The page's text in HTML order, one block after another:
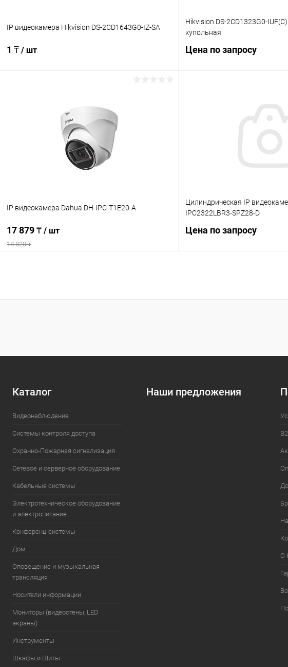
IP видеокамера Hikvision DS-2CD1643G0-IZ-SA
1 ₸ / шт
Сравнение
В наличии
Hikvision DS-2CD1323G0-
купольная
Цена по запросу
IP видеокамера Dahua DH-IPC-T1E20-A
17 879 ₸ / шт
18 820 ₸
Купить в 1 клик Сравнение
Цилиндрическая IP
IPC2322LBR3-SPZ28-D
Цена по запросу
Купить в 1 клик
Каталог
Видеонаблюдение
Системы контроля доступа
Охранно-Пожарная сигнализация
Сетевое и серверное оборудование
Кабельные системы
Электротехническое оборудование
и электропитание
Конференц-системы
Дом
Оповещение и музыкальная
трансляция
Носители информации
Мониторы (видеостены, LED
экраны)
Инструменты
Шкафы и Щиты
Наши предложения
О